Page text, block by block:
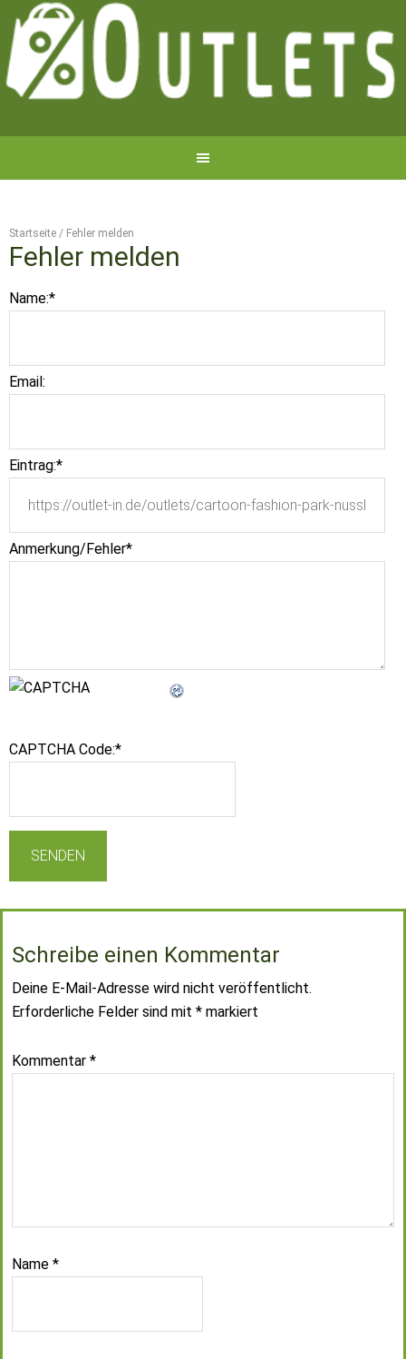
Startseite / Fehler melden
Fehler melden
Name:*
Email:
Eintrag:*
Anmerkung/Fehler*
CAPTCHA Code:*
Schreibe einen Kommentar
Deine E-Mail-Adresse wird nicht veröffentlicht.
Erforderliche Felder sind mit * markiert
Kommentar *
Name *